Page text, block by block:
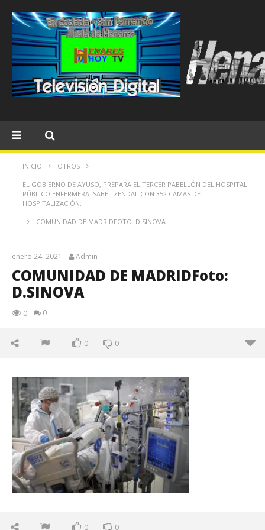
INICIO OTROS
EL GOBIERNO DE AYUSO, PREPARA EL TERCER PABELLÓN DEL HOSPITAL
PÚBLICO ENFERMERA ISABEL ZENDAL CON 352 CAMAS DE
HOSPITALIZACIÓN.
COMUNIDAD DE MADRIDFOTO: D.SINOVA
enero 24, 2021 Admin
COMUNIDAD DE MADRIDFoto:
D.SINOVA
0 0
0 0
enero
24,
2021
Admin
0 0